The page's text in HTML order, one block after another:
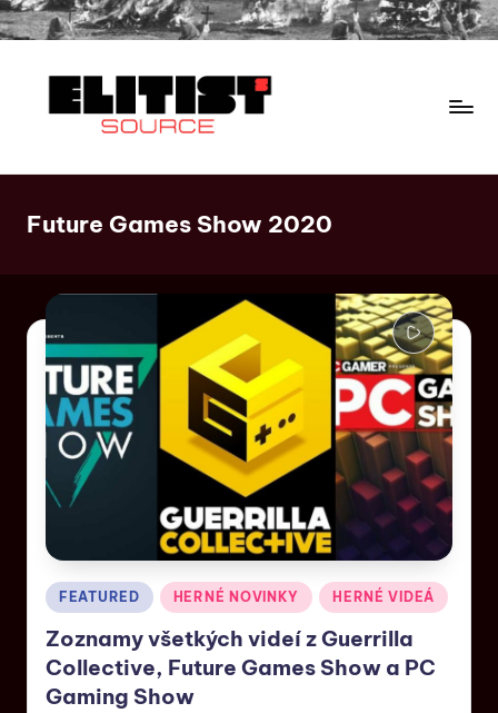
Future Games Show 2020
FEATURED HERNÉ NOVINKY HERNÉ VIDEÁ
Zoznamy všetkých videí z Guerrilla
Collective, Future Games Show a PC
Gaming Show